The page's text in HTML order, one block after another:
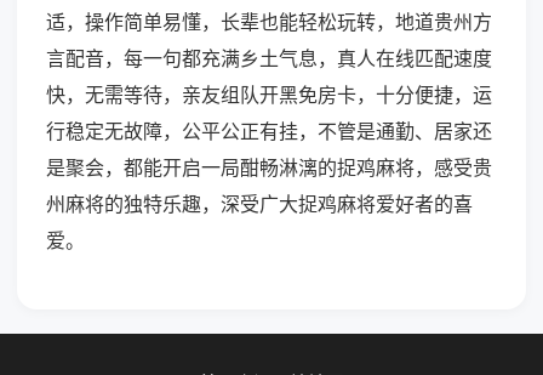
适，操作简单易懂，长辈也能轻松玩转，地道贵州方
言配音，每一句都充满乡土气息，真人在线匹配速度
快，无需等待，亲友组队开黑免房卡，十分便捷，运
行稳定无故障，公平公正有挂，不管是通勤、居家还
是聚会，都能开启一局酣畅淋漓的捉鸡麻将，感受贵
州麻将的独特乐趣，深受广大捉鸡麻将爱好者的喜
爱。